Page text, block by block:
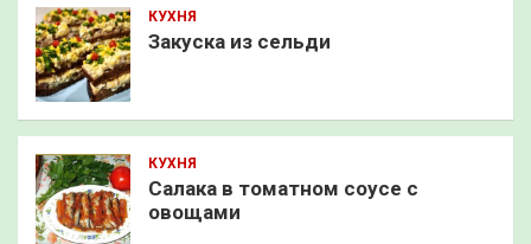
КУХНЯ
Закуска из сельди
КУХНЯ
Салака в томатном соусе с
овощами